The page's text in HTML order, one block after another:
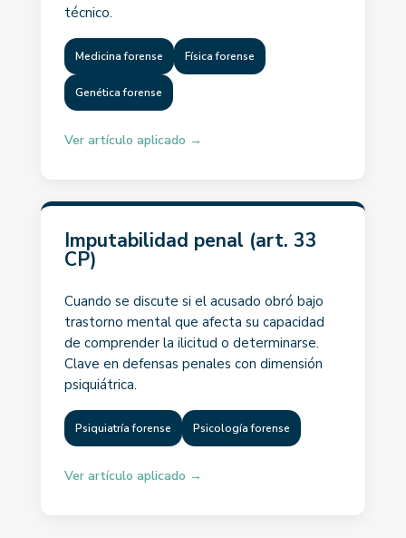
técnico.
Medicina forense Física forense
Genética forense
Ver artículo aplicado →
Imputabilidad penal (art. 33
CP)
Cuando se discute si el acusado obró bajo
trastorno mental que afecta su capacidad
de comprender la ilicitud o determinarse.
Clave en defensas penales con dimensión
psiquiátrica.
Psiquiatría forense Psicología forense
Ver artículo aplicado →